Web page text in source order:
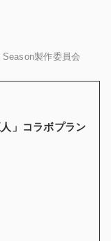
製作委員会
」コラボプラン